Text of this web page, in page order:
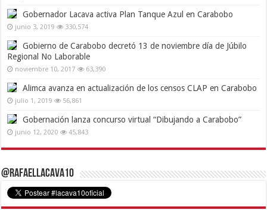
Gobernador Lacava activa Plan Tanque Azul en Carabobo
junio 3, 2019 330,574
Gobierno de Carabobo decretó 13 de noviembre día de Júbilo
Regional No Laborable
noviembre 10, 2017 63,390
Alimca avanza en actualización de los censos CLAP en Carabobo
julio 1, 2019 56,861
Gobernación lanza concurso virtual “Dibujando a Carabobo”
junio 12, 2020 45,843
@RafaelLacava10